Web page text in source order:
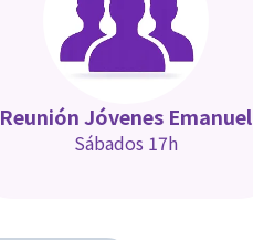
Reunión Jóvenes Emanuel
Sábados 17h